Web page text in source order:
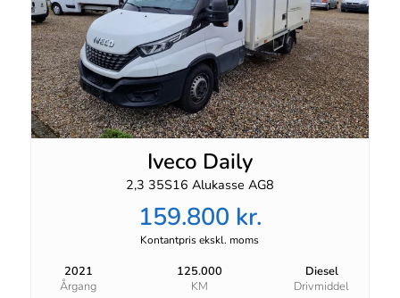
Iveco Daily
2,3 35S16 Alukasse AG8
159.800 kr.
Kontantpris ekskl. moms
2021
Årgang
125.000
KM
Diesel
Drivmiddel